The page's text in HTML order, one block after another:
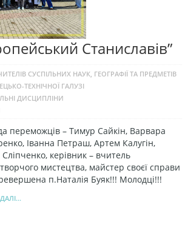
Станиславів”
СУСПІЛЬНИХ НАУК, ГЕОГРАФІЇ ТА ПРЕДМЕТІВ
ТЕХНІЧНОЇ ГАЛУЗІ
ДИСЦИПЛІНИ
переможців – Тимур Сайкін, Варвара
Іванна Петраш, Артем Калугін,
керівник – вчитель
мистецтва, майстер своєї справи
п.Наталія Буяк!!! Молодці!!!